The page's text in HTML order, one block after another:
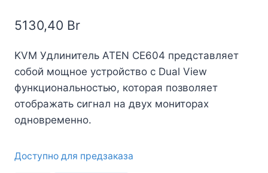
5130,40 Br
KVM Удлинитель ATEN CE604 представляет
собой мощное устройство с Dual View
функциональностью, которая позволяет
отображать сигнал на двух мониторах
одновременно.
Доступно для предзаказа